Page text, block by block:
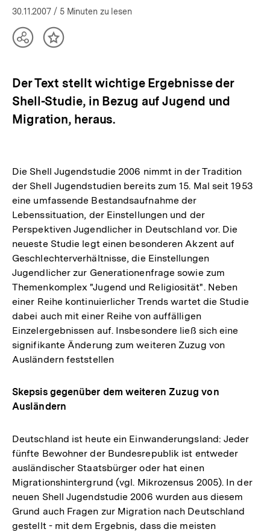
30.11.2007 / 5 Minuten zu lesen
TeilenInhalt
Der Text stellt wichtige Ergebnisse der
Shell-Studie, in Bezug auf Jugend und
Migration, heraus.
Die Shell Jugendstudie 2006 nimmt in der Tradition
der Shell Jugendstudien bereits zum 15. Mal seit 1953
eine umfassende Bestandsaufnahme der
Lebenssituation, der Einstellungen und der
Perspektiven Jugendlicher in Deutschland vor. Die
neueste Studie legt einen besonderen Akzent auf
Geschlechterverhältnisse, die Einstellungen
Jugendlicher zur Generationenfrage sowie zum
Themenkomplex "Jugend und Religiosität". Neben
einer Reihe kontinuierlicher Trends wartet die Studie
dabei auch mit einer Reihe von auffälligen
Einzelergebnissen auf. Insbesondere ließ sich eine
signifikante Änderung zum weiteren Zuzug von
Ausländern feststellen
Skepsis gegenüber dem weiteren Zuzug von
Ausländern
Deutschland ist heute ein Einwanderungsland: Jeder
fünfte Bewohner der Bundesrepublik ist entweder
ausländischer Staatsbürger oder hat einen
Migrationshintergrund (vgl. Mikrozensus 2005). In der
neuen Shell Jugendstudie 2006 wurden aus diesem
Grund auch Fragen zur Migration nach Deutschland
gestellt - mit dem Ergebnis, dass die meisten